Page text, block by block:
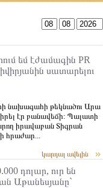
եմ էժամագին PR
սատարելու
նախագահի թեկնածու Արա
էր բանավեճի: Պալատի
իրավաբան Տիգրան
հրաժար...
կարդալ ավելին
դոլար, ուր են
Աթանեսյանը`